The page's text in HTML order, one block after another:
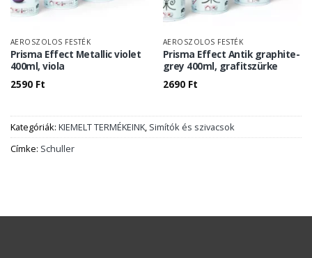
AEROSZOLOS FESTÉK
Prisma Effect Metallic violet
400ml, viola
2590 Ft
AEROSZOLOS FESTÉK
Prisma Effect Antik graphite-
grey 400ml, grafitszürke
2690 Ft
Kategóriák: KIEMELT TERMÉKEINK, Simítók és szivacsok
Címke: Schuller